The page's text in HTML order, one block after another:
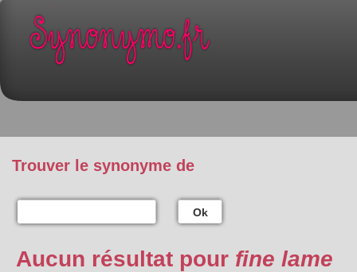
Trouver le synonyme de
Ok
Aucun résultat pour fine lame